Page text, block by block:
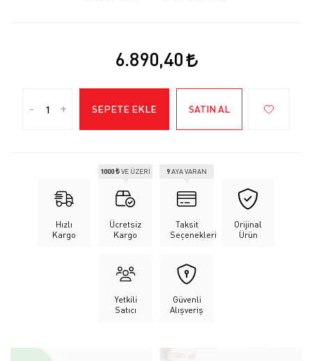
6.890,40
- + SEPETE EKLE SATIN AL
Hızlı
Kargo
Ücretsiz
Kargo
1000 ₺VE ÜZERİ
Taksit
Seçenekleri
9AYA VARAN
Orijinal
Ürün
Yetkili
Satıcı
Güvenli
Alışveriş